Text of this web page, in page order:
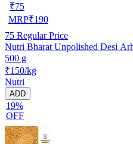
₹75
MRP₹190
75 Regular Price
Nutri Bharat Unpolished Desi
500 g
₹150/kg
Nutri
ADD
19%
OFF